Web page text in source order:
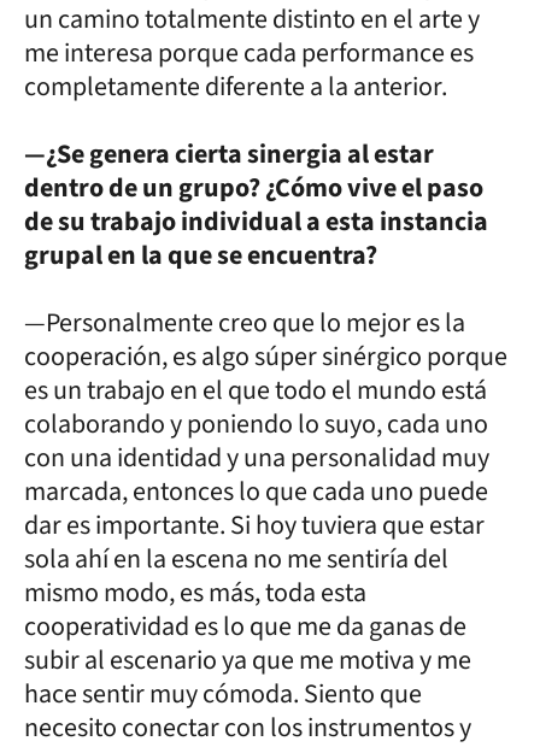
un camino totalmente distinto en el arte y
me interesa porque cada performance es
completamente diferente a la anterior.
—¿Se genera cierta sinergia al estar
dentro de un grupo? ¿Cómo vive el paso
de su trabajo individual a esta instancia
grupal en la que se encuentra?
—Personalmente creo que lo mejor es la
cooperación, es algo súper sinérgico porque
es un trabajo en el que todo el mundo está
colaborando y poniendo lo suyo, cada uno
con una identidad y una personalidad muy
marcada, entonces lo que cada uno puede
dar es importante. Si hoy tuviera que estar
sola ahí en la escena no me sentiría del
mismo modo, es más, toda esta
cooperatividad es lo que me da ganas de
subir al escenario ya que me motiva y me
hace sentir muy cómoda. Siento que
necesito conectar con los instrumentos y